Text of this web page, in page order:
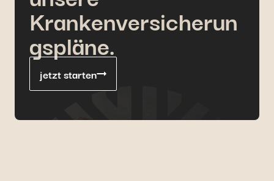
Krankenversicherun
gspläne.
jetzt starten